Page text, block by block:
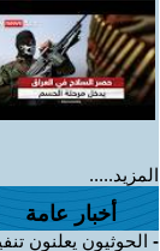
المزيد.....
أخبار عامة
- الحوثيون يعلنون